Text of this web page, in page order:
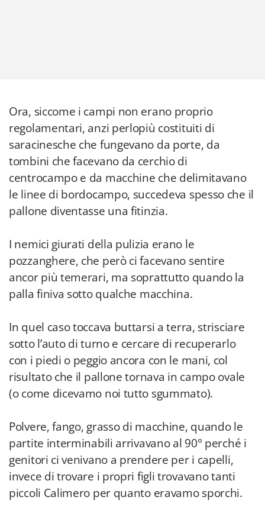
Ora, siccome i campi non erano proprio
regolamentari, anzi perlopiù costituiti di
saracinesche che fungevano da porte, da
tombini che facevano da cerchio di
centrocampo e da macchine che delimitavano
le linee di bordocampo, succedeva spesso che il
pallone diventasse una fitinzia.
I nemici giurati della pulizia erano le
pozzanghere, che però ci facevano sentire
ancor più temerari, ma soprattutto quando la
palla finiva sotto qualche macchina.
In quel caso toccava buttarsi a terra, strisciare
sotto l’auto di turno e cercare di recuperarlo
con i piedi o peggio ancora con le mani, col
risultato che il pallone tornava in campo ovale
(o come dicevamo noi tutto sgummato).
Polvere, fango, grasso di macchine, quando le
partite interminabili arrivavano al 90° perché i
genitori ci venivano a prendere per i capelli,
invece di trovare i propri figli trovavano tanti
piccoli Calimero per quanto eravamo sporchi.